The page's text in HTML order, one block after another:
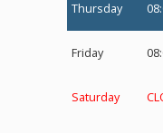
Thursday
Friday
Saturday